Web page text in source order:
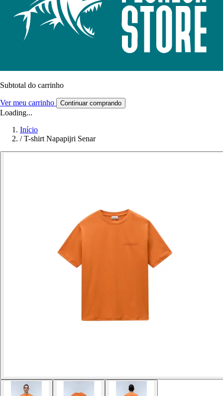
Subtotal do carrinho
Ver meu carrinho Continuar comprando
Loading...
Início
/ T-shirt Napapijri Senar